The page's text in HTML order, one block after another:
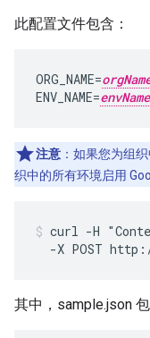
此配置文件包含：
ORG_NAME=
ENV_NAME=envName
注意 ：如果您为组
织中的所有环境启用
curl -H
-X POST
其中，sample.json